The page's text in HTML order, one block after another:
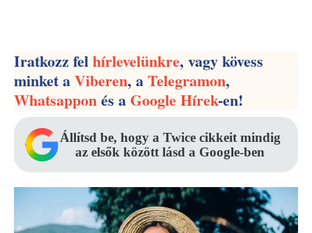
Iratkozz felhírlevelünkre, vagy kövess
minket aViberen, aTelegramon,
Whatsapponés aGoogle Hírek-en!
Állítsd be, hogy a Twice cikkeit mindig
az elsők között lásd a Google-ben